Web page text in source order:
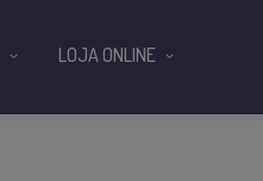
LOJA ONLINE